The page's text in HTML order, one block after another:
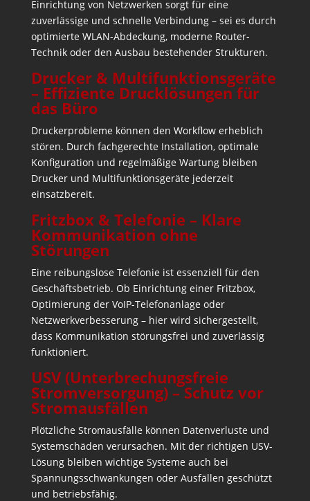
Einrichtung von Netzwerken sorgt für eine
zuverlässige und schnelle Verbindung – sei es durch
optimierte WLAN-Abdeckung, moderne Router-
Technik oder den Ausbau bestehender Strukturen.
Drucker & Multifunktionsgeräte
– Effiziente Drucklösungen für
das Büro
Druckerprobleme können den Workflow erheblich
stören. Durch fachgerechte Installation, optimale
Konfiguration und regelmäßige Wartung bleiben
Drucker und Multifunktionsgeräte jederzeit
einsatzbereit.
Fritzbox & Telefonie – Klare
Kommunikation ohne
Störungen
Eine reibungslose Telefonie ist essenziell für den
Geschäftsbetrieb. Ob Einrichtung einer Fritzbox,
Optimierung der VoIP-Telefonanlage oder
Netzwerkverbesserung – hier wird sichergestellt,
dass Kommunikation störungsfrei und zuverlässig
funktioniert.
USV (Unterbrechungsfreie
Stromversorgung) – Schutz vor
Stromausfällen
Plötzliche Stromausfälle können Datenverluste und
Systemschäden verursachen. Mit der richtigen USV-
Lösung bleiben wichtige Systeme auch bei
Spannungsschwankungen oder Ausfällen geschützt
und betriebsfähig.